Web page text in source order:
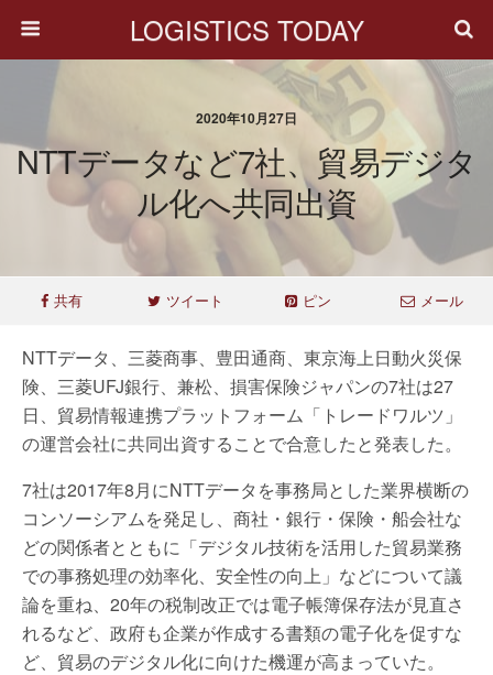
LOGISTICS TODAY
2020年10月27日
NTTデータなど7社、貿易デジタ
ル化へ共同出資
共有 ツイート ピン メール
NTTデータ、三菱商事、豊田通商、東京海上日動火災保
険、三菱UFJ銀行、兼松、損害保険ジャパンの7社は27
日、貿易情報連携プラットフォーム「トレードワルツ」
の運営会社に共同出資することで合意したと発表した。
7社は2017年8月にNTTデータを事務局とした業界横断の
コンソーシアムを発足し、商社・銀行・保険・船会社な
どの関係者とともに「デジタル技術を活用した貿易業務
での事務処理の効率化、安全性の向上」などについて議
論を重ね、20年の税制改正では電子帳簿保存法が見直さ
れるなど、政府も企業が作成する書類の電子化を促すな
ど、貿易のデジタル化に向けた機運が高まっていた。